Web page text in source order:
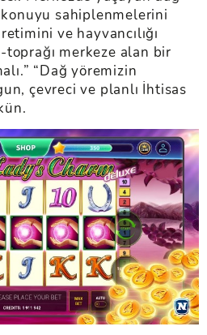
konuyu sahiplenmelerini
ve hayvancılığı
merkeze alan bir
“Dağ yöremizin
çevreci ve planlı İhtisas